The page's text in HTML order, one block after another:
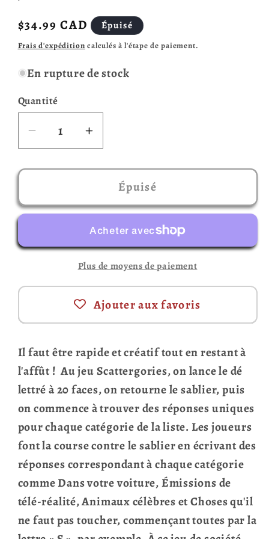
Prix
habituel
$34.99 CAD Épuisé
Frais d'expédition calculés à l'étape de paiement.
En rupture de stock
Quantité
Réduire
la
quantité
Scattergories
(multilingue)
Augmenter
la
quantité
Scattergories
(multilingue)
Épuisé
Plus de moyens de paiement
Ajouter aux favoris
Il faut être rapide et créatif tout en restant à
l'affût ! Au jeu Scattergories, on lance le dé
lettré à 20 faces, on retourne le sablier, puis
on commence à trouver des réponses uniques
pour chaque catégorie de la liste. Les joueurs
font la course contre le sablier en écrivant des
réponses correspondant à chaque catégorie
comme Dans votre voiture, Émissions de
télé-réalité, Animaux célèbres et Choses qu'il
ne faut pas toucher, commençant toutes par la